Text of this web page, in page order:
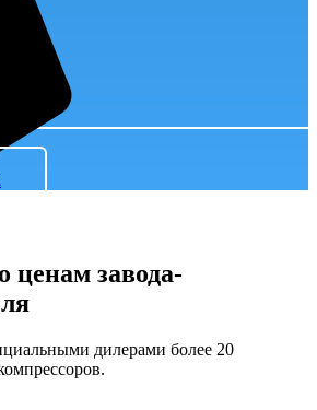
ценам завода-
дилерами более 20